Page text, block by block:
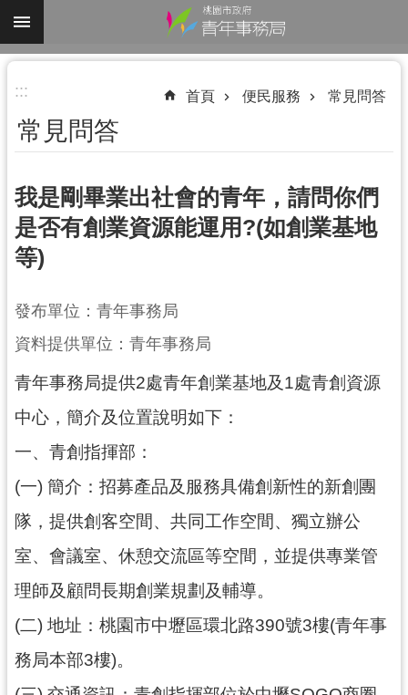
跳到主要內容區塊
進
搜
尋
認
識
們
業
資
訊
公
告
便
民
服
桃
青
::: 首頁 便民服務 常見問答
常見問答
我是剛畢業出社會的青年，請問你們
是否有創業資源能運用?(如創業基地
等)
發布單位：青年事務局
資料提供單位：青年事務局
青年事務局提供2處青年創業基地及1處青創資源
中心，簡介及位置說明如下：
一、青創指揮部：
(一) 簡介：招募產品及服務具備創新性的新創團
隊，提供創客空間、共同工作空間、獨立辦公
室、會議室、休憩交流區等空間，並提供專業管
理師及顧問長期創業規劃及輔導。
(二) 地址：桃園市中壢區環北路390號3樓(青年事
務局本部3樓)。